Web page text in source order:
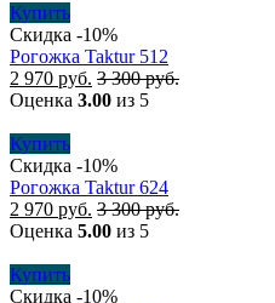
Купить
Скидка -10%
Рогожка Taktur 512
2 970 руб. 3 300руб.
Оценка 3.00 из 5
Купить
Скидка -10%
Рогожка Taktur 624
2 970 руб. 3 300руб.
Оценка 5.00 из 5
Купить
Скидка -10%